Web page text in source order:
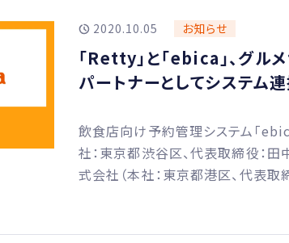
2020.10.05 お知らせ
「Retty」と「ebica」、グル
パートナーとしてシステム
飲食店向け予約管理システム「
社：東京都渋谷区、代表取締役：田
式会社（本社：東京都港区、代表取